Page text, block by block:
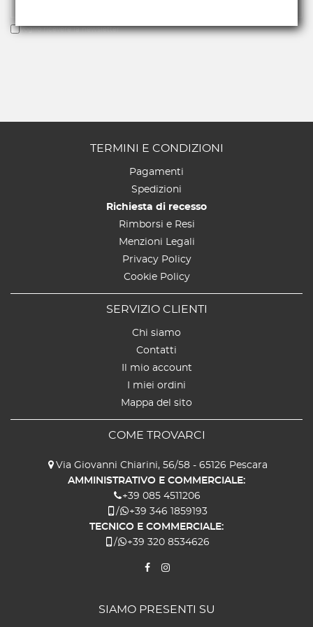
Voglio ricevere la newsletter
TERMINI E CONDIZIONI
Pagamenti
Spedizioni
Richiesta di recesso
Rimborsi e Resi
Menzioni Legali
Privacy Policy
Cookie Policy
SERVIZIO CLIENTI
Chi siamo
Contatti
Il mio account
I miei ordini
Mappa del sito
COME TROVARCI
Via Giovanni Chiarini, 56/58 - 65126 Pescara
AMMINISTRATIVO E COMMERCIALE:
+39 085 4511206
/
+39 346 1859193
TECNICO E COMMERCIALE:
/
+39 320 8534626
SIAMO PRESENTI SU